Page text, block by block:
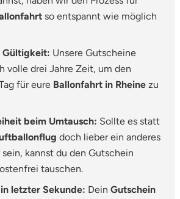
so entspannt wie möglich
Gültigkeit: Unsere Gutscheine
volle drei Jahre Zeit, um den
für eure Ballonfahrt in Rheine zu
beim Umtausch: Sollte es statt
doch lieber ein anderes
kannst du den Gutschein
tauschen.
letzter Sekunde: DeinGutschein